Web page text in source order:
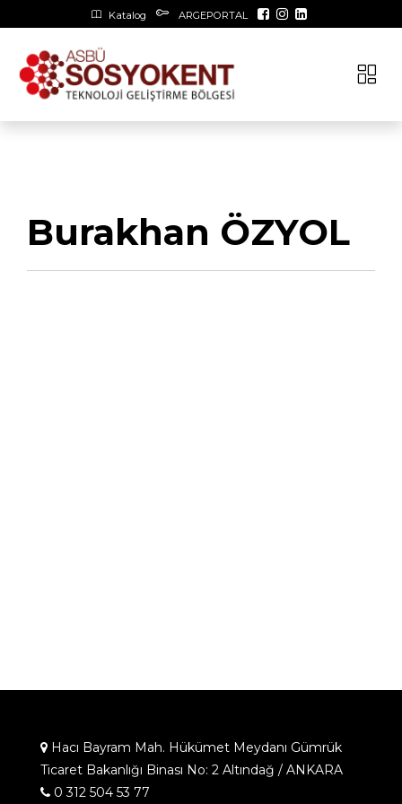
Katalog ARGEPORTAL
Burakhan ÖZYOL
Hacı Bayram Mah. Hükümet Meydanı Gümrük
Ticaret Bakanlığı Binası No: 2 Altındağ / ANKARA
0 312 504 53 77